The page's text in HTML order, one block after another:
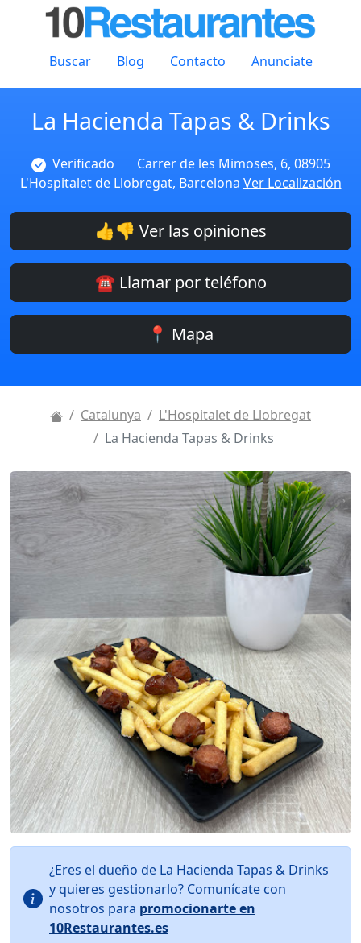
Buscar Blog Contacto Anunciate
La Hacienda Tapas & Drinks
Verificado
Carrer de les Mimoses, 6, 08905
L'Hospitalet de Llobregat, Barcelona Ver Localización
👍👎 Ver las opiniones
☎️ Llamar por teléfono
📍 Mapa
Catalunya
L'Hospitalet de Llobregat
La Hacienda Tapas & Drinks
¿Eres el dueño de La Hacienda Tapas & Drinks
y quieres gestionarlo? Comunícate con
nosotros para promocionarte en
10Restaurantes.es